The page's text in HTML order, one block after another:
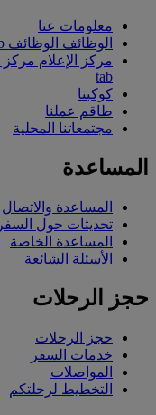
معلومات عنا
الوظائف الوظائف Opens an external link in a new tab
مركز الإعلام
tab
كوكبنا
طاقم عملنا
مجتمعاتنا المحلية
المساعدة
المساعدة والاتصال
تحديثات حول السفر
المساعدة الخاصة
الأسئلة الشائعة
حجز الرحلات
حجز الرحلات
خدمات السفر
المواصلات
التخطيط لرحلتكم